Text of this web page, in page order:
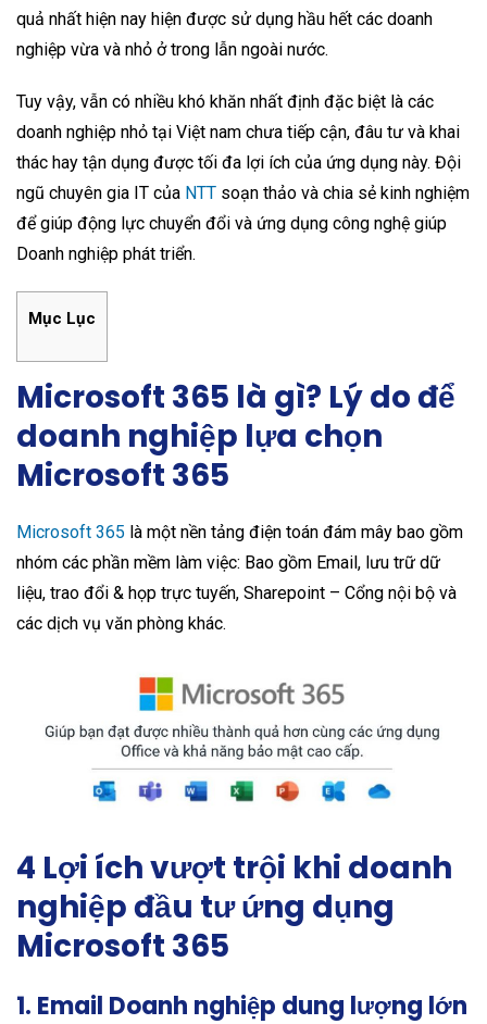
quả nhất hiện nay hiện được sử dụng hầu hết các doanh
nghiệp vừa và nhỏ ở trong lẫn ngoài nước.
Tuy vậy, vẫn có nhiều khó khăn nhất định đặc biệt là các
doanh nghiệp nhỏ tại Việt nam chưa tiếp cận, đâu tư và khai
thác hay tận dụng được tối đa lợi ích của ứng dụng này. Đội
ngũ chuyên gia IT của NTT soạn thảo và chia sẻ kinh nghiệm
để giúp động lực chuyển đổi và ứng dụng công nghệ giúp
Doanh nghiệp phát triển.
Mục Lục
Microsoft 365 là gì? Lý do để
doanh nghiệp lựa chọn
Microsoft 365
Microsoft 365 là một nền tảng điện toán đám mây bao gồm
nhóm các phần mềm làm việc: Bao gồm Email, lưu trữ dữ
liệu, trao đổi & họp trực tuyến, Sharepoint – Cổng nội bộ và
các dịch vụ văn phòng khác.
4 Lợi ích vượt trội khi doanh
nghiệp đầu tư ứng dụng
Microsoft 365
1. Email Doanh nghiệp dung lượng lớn